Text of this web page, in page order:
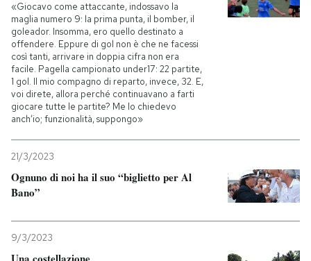
«Giocavo come attaccante, indossavo la
maglia numero 9: la prima punta, il bomber, il
goleador. Insomma, ero quello destinato a
offendere. Eppure di gol non è che ne facessi
così tanti, arrivare in doppia cifra non era
facile. Pagella campionato under17: 22 partite,
1 gol. Il mio compagno di reparto, invece, 32. E,
voi direte, allora perché continuavano a farti
giocare tutte le partite? Me lo chiedevo
anch’io; funzionalità, suppongo»
21/3/2023
Ognuno di noi ha il suo “biglietto per Al
Bano”
9/3/2023